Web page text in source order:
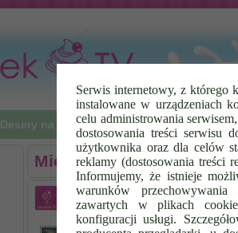
Serwis internetowy, z którego
instalowane w urządzeniach
celu administrowania
dostosowania treści serwisu
użytkownika oraz dla celów
reklamy (dostosowania treści
Informujemy, że istnieje
warunków
zawartych w plikach
konfiguracji usługi.
Desery na zimno Napoje Poradniki
Miesięczne archiwum:
Lody Wodne –